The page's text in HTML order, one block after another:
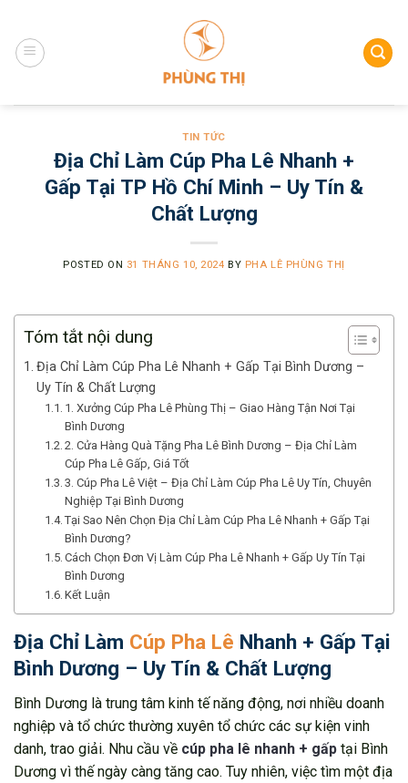
content
TIN TỨC
Địa Chỉ Làm Cúp Pha Lê Nhanh +
Gấp Tại TP Hồ Chí Minh – Uy Tín &
Chất Lượng
POSTED ON 31 THÁNG 10, 2024 BY PHA LÊ PHÙNG THỊ
Tóm tắt nội dung
Địa Chỉ Làm Cúp Pha Lê Nhanh + Gấp Tại Bình Dương –
Uy Tín & Chất Lượng
1. Xưởng Cúp Pha Lê Phùng Thị – Giao Hàng Tận Nơi Tại
Bình Dương
2. Cửa Hàng Quà Tặng Pha Lê Bình Dương – Địa Chỉ Làm
Cúp Pha Lê Gấp, Giá Tốt
3. Cúp Pha Lê Việt – Địa Chỉ Làm Cúp Pha Lê Uy Tín, Chuyên
Nghiệp Tại Bình Dương
Tại Sao Nên Chọn Địa Chỉ Làm Cúp Pha Lê Nhanh + Gấp Tại
Bình Dương?
Cách Chọn Đơn Vị Làm Cúp Pha Lê Nhanh + Gấp Uy Tín Tại
Bình Dương
Kết Luận
Địa Chỉ Làm Cúp Pha Lê Nhanh + Gấp Tại
Bình Dương – Uy Tín & Chất Lượng
Bình Dương là trung tâm kinh tế năng động, nơi nhiều doanh
nghiệp và tổ chức thường xuyên tổ chức các sự kiện vinh
danh, trao giải. Nhu cầu về cúp pha lê nhanh + gấp tại Bình
Dương vì thế ngày càng tăng cao. Tuy nhiên, việc tìm một địa